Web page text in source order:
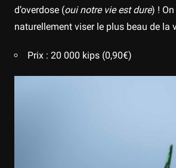
d’overdose (oui notre vie est dure) !
naturellement viser le plus beau de la
Prix : 20 000 kips (0,90€)